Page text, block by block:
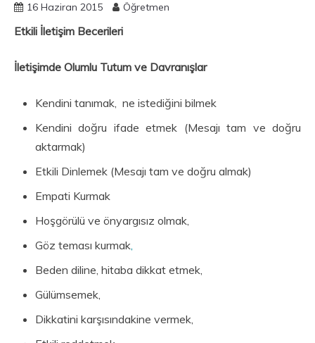
16 Haziran 2015 Öğretmen
Etkili İletişim Becerileri
İletişimde Olumlu Tutum ve Davranışlar
Kendini tanımak, ne istediğini bilmek
Kendini doğru ifade etmek (Mesajı tam ve doğru
aktarmak)
Etkili Dinlemek (Mesajı tam ve doğru almak)
Empati Kurmak
Hoşgörülü ve önyargısız olmak,
Göz teması kurmak,
Beden diline, hitaba dikkat etmek,
Gülümsemek,
Dikkatini karşısındakine vermek,